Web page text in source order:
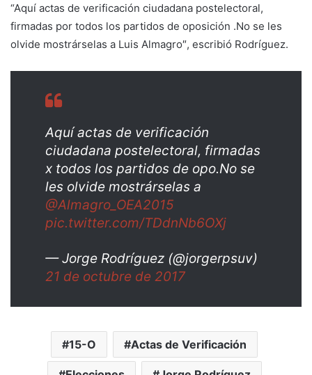
“Aquí actas de verificación ciudadana postelectoral,
firmadas por todos los partidos de oposición .No se les
olvide mostrárselas a Luis Almagro″, escribió Rodríguez.
Aquí actas de verificación
ciudadana postelectoral, firmadas
x todos los partidos de opo.No se
les olvide mostrárselas a
@Almagro_OEA2015
pic.twitter.com/TDdnNb6OXj
— Jorge Rodríguez (@jorgerpsuv)
21 de octubre de 2017
15-O Actas de Verificación